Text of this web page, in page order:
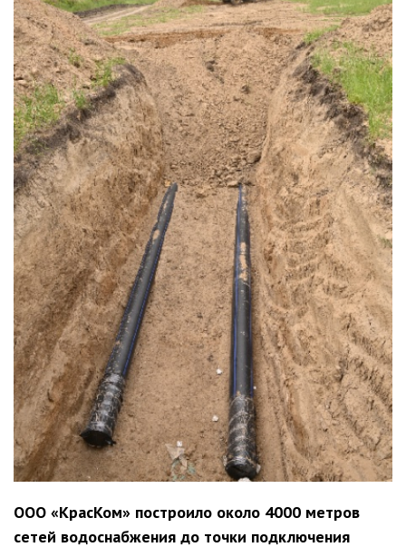
ООО «КрасКом» построило около 4000 метров
сетей водоснабжения до точки подключения